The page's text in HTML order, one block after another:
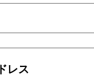
レス